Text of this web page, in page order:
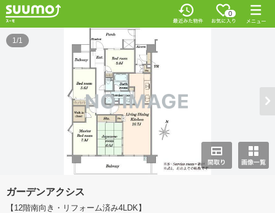
0
1/1
ガーデンアクシス
【12階南向き・リフォーム済み4LDK】